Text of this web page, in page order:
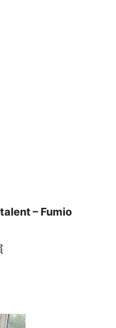
– Fumio